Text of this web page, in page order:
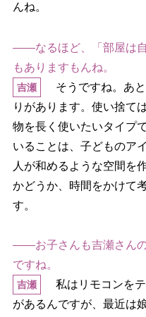
んね。
――なるほど、「部屋は
もありますもんね。
吉瀬
そうですね。あ
りがあります。使い捨て
物を長く使いたいタイプ
いることは、子どものア
人が和めるような空間を
かどうか、時間をかけて
す。
――お子さんも吉瀬さん
ですね。
吉瀬
私はリモコンを
があるんですが、最近は